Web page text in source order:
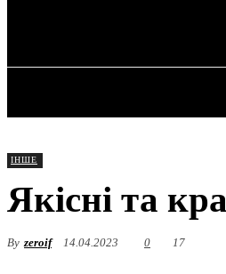
ІНШЕ
Якісні та
By zeroif 14.04.2023 0 17